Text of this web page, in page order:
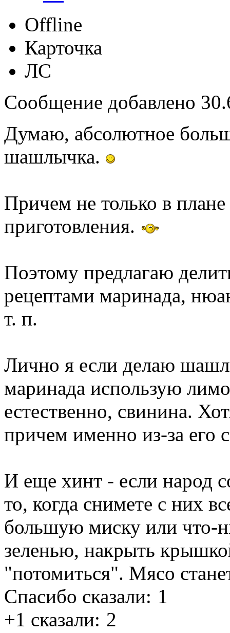
Offline
Карточка
ЛС
Сообщение добавлено
Думаю, абсолютное
шашлычка.
Причем не только в
приготовления.
Поэтому предлагаю
рецептами маринада,
т. п.
Лично я если делаю
маринада использую
естественно, свинина.
причем именно из-за его
И еще хинт - если народ
то, когда снимете с них
большую миску или что-
зеленью, накрыть
"потомиться". Мясо
Спасибо сказали: 1
+1 сказали: 2